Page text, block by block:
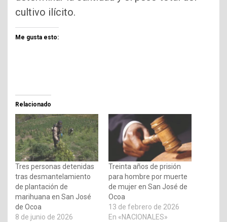
cultivo ilícito.
Me gusta esto:
Relacionado
Tres personas detenidas
tras desmantelamiento
de plantación de
marihuana en San José
de Ocoa
8 de junio de 2026
Treinta años de prisión
para hombre por muerte
de mujer en San José de
Ocoa
13 de febrero de 2026
En «NACIONALES»